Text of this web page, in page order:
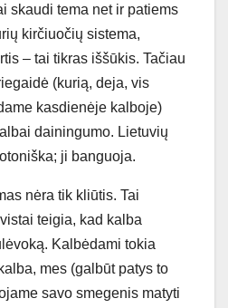
skaudi tema net ir patiems
kirčiuočių sistema,
– tai tikras iššūkis. Tačiau
(kurią, deja, vis
kasdienėje kalboje)
dainingumo. Lietuvių
ji banguoja.
nėra tik kliūtis. Tai
teigia, kad kalba
Kalbėdami tokia
mes (galbūt patys to
savo smegenis matyti